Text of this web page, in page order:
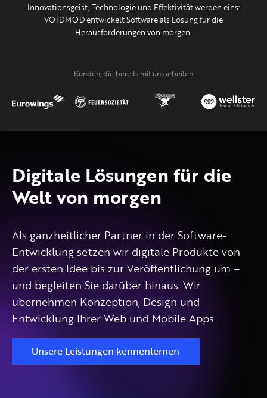
Innovationsgeist, Technologie und Effektivität werden eins:
VOIDMOD entwickelt Software als Lösung für die
Herausforderungen von morgen.
Kunden, die bereits mit uns arbeiten
Digitale Lösungen für die
Welt von morgen
Als ganzheitlicher Partner in der Software-
Entwicklung setzen wir digitale Produkte von
der ersten Idee bis zur Veröffentlichung um –
und begleiten Sie darüber hinaus. Wir
übernehmen Konzeption, Design und
Entwicklung Ihrer Web und Mobile Apps.
Unsere Leistungen kennenlernen